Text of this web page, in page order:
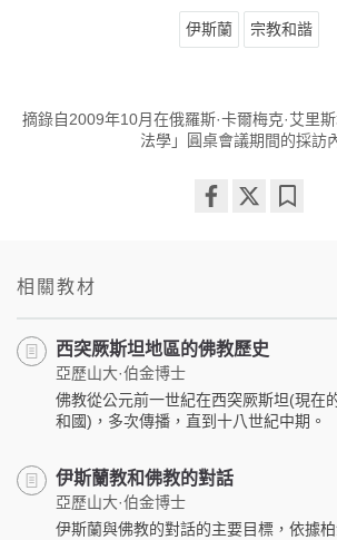
伊斯蘭 宗教和諧
摘錄自2009年10月在俄羅斯·卡爾梅克·艾里
法學」圓桌會議期間的採訪
相關教材
西突厥斯坦地區的佛教歷史
亞歷山大·伯金博士
佛教從公元前一世紀在西突厥斯坦(現在
和國)，多次傳播，直到十八世紀中期。
伊斯蘭教和佛教的對話
亞歷山大·伯金博士
伊斯蘭與佛教的對話的主要目標，依據